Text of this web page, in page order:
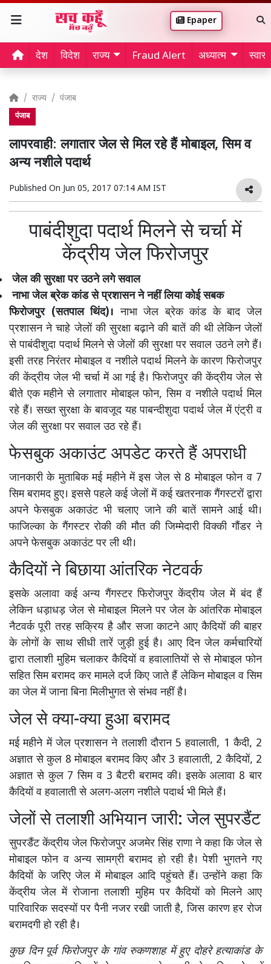
Epaper
देश विदेश राज्य Fraud Alert अध्यात्म
राज्य पंजाब
पंजाब
लापरवाही: लगातार जेल से मिल रहे हैं मोबाइल, सिम व
अन्य नशीले पदार्थ
Published On Jun 05, 2017 07:14 AM IST
पाबंदीशुदा पदार्थ मिलने से चर्चा में
केंद्रीय जेल फिरोजपुर
जेल की सुरक्षा पर उठने लगे सवाल
नाभा जेल ब्रेक कांड से प्रशासन ने नहीं लिया कोई सबक
फिरोजपुर (सतपाल थिंद)। नाभा जेल ब्रेक कांड के बाद जेल
प्रशासन ने चाहे जेलों की सुरक्षा बढ़ाने की बातें की थी लेकिन जेलों
से पाबंदीशुदा पदार्थ मिलने से जेलों की सुरक्षा पर सवाल उठने लगे हैं।
इसी तरह निरंतर मोबाइल व नशीले पदार्थ मिलने के कारण फिरोजपुर
की केंद्रीय जेल भी चर्चा में आ गई है। फिरोजपुर की केंद्रीय जेल से
बीते एक महीने से लगातार मोबाइल फोन, सिम व नशीले पदार्थ मिल
रहे हैं। सख्त सुरक्षा के बावजूद यह पाबन्दीशुदा पदार्थ जेल में एंट्री व
जेल की सुरक्षा पर सवाल उठ रहे हैं।
फेसबुक अकाउंट अपडेट करते हैं अपराधी
जानकारी के मुताबिक मई महीने में इस जेल से 8 मोबाइल फोन व 7
सिम बरामद हुए। इससे पहले कई जेलों में कई खतरनाक गैंगस्टरों द्वारा
अपने फेसबुक अकाउंट भी चलाए जाने की बातें सामने आई थी।
फाजिल्का के गैंगस्टर रोकी की मौत की जिम्मेदारी विक्की गौंडर ने
अपने फेसबुक अकाउंट पर ली थी।
कैदियों ने बिछाया आंतरिक नेटवर्क
इसके अलावा कई अन्य गैंगस्टर फिरोजपुर केंद्रीय जेल में बंद हैं
लेकिन धड़ाधड़ जेल से मोबाइल मिलने पर जेल के आंतरिक मोबाइल
नैटवर्क पूरी तरह सक्रिय है और सजा काटने आए कैदियों की बाहर
के लोगों के साथ सीधी तारें जुड़ी हुई है। आए दिन जेल कर्मचारियों
द्वारा तलाशी मुहिम चलाकर कैदियों व हवालातियों से से मोबाइल फोन
सहित सिम बरामद कर मामले दर्ज किए जाते हैं लेकिन मोबाइल व सिम
का जेल में जाना बिना मिलीभुगत से संभव नहीं है।
जेल से क्या-क्या हुआ बरामद
मई महीने में जेल प्रशासन ने तलाशी दौरान 5 हवालाती, 1 कैदी, 2
अज्ञात से कुल 8 मोबाइल बरामद किए और 3 हवालाती, 2 कैदियों, 2
अज्ञात से कुल 7 सिम व 3 बैटरी बरामद की। इसके अलावा 8 बार
कैदियों व हवालाती से अलग-अलग नशीले पदार्थ भी मिले हैं।
जेलों से तलाशी अभियान जारी: जेल सुपरडैंट
सुपरडैंट केंद्रीय जेल फिरोजपुर अजमेर सिंह राणा ने कहा कि जेल से
मोबाइल फोन व अन्य सामग्री बरामद हो रही है। पेशी भुगतने गए
कैदियों के जरिए जेल में मोबाइल आदि पहुंचते हैं। उन्होंने कहा कि
केंद्रीय जेल में रोजाना तलाशी मुहिम पर कैदियों को मिलने आए
पारिवारिक सदस्यों पर पैनी नजर रखी जाती है, जिस कारण हर रोज
बरामदगी हो रही है।
कुछ दिन पूर्व फिरोजपुर के गांव रुकणशाह में हुए दोहरे हत्याकांड के